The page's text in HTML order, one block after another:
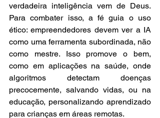
verdadeira inteligência vem de Deus.
Para combater isso, a fé guia o uso
ético: empreendedores devem ver a IA
como uma ferramenta subordinada, não
como mestre. Isso promove o bem,
como em aplicações na saúde, onde
algoritmos detectam doenças
precocemente, salvando vidas, ou na
educação, personalizando aprendizado
para crianças em áreas remotas.